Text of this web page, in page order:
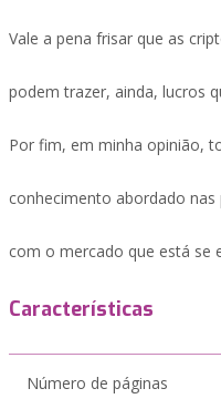
Vale a pena frisar que as
podem trazer, ainda, lucros
Por fim, em minha opinião,
conhecimento abordado
com o mercado que está se
Características
Número de páginas